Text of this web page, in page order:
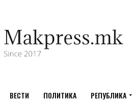
ВЕСТИ ПОЛИТИКА РЕПУБЛИКА